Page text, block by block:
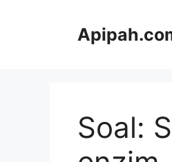
Soal: